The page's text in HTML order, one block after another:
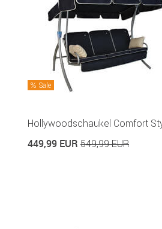
Sale
Hollywoodschaukel Comfort
449,99 EUR 549,99 EUR